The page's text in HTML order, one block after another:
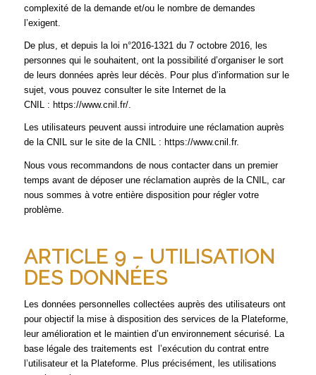
complexité de la demande et/ou le nombre de demandes
l’exigent.
De plus, et depuis la loi n°2016-1321 du 7 octobre 2016, les
personnes qui le souhaitent, ont la possibilité d’organiser le sort
de leurs données après leur décès. Pour plus d’information sur le
sujet, vous pouvez consulter le site Internet de la
CNIL : https://www.cnil.fr/.
Les utilisateurs peuvent aussi introduire une réclamation auprès
de la CNIL sur le site de la CNIL : https://www.cnil.fr.
Nous vous recommandons de nous contacter dans un premier
temps avant de déposer une réclamation auprès de la CNIL, car
nous sommes à votre entière disposition pour régler votre
problème.
ARTICLE 9 – UTILISATION
DES DONNÉES
Les données personnelles collectées auprès des utilisateurs ont
pour objectif la mise à disposition des services de la Plateforme,
leur amélioration et le maintien d’un environnement sécurisé. La
base légale des traitements est l’exécution du contrat entre
l’utilisateur et la Plateforme. Plus précisément, les utilisations